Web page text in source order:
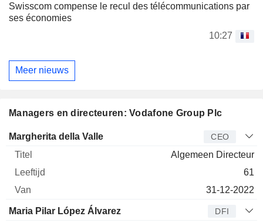
Swisscom compense le recul des télécommunications par
ses économies
10:27
Meer nieuws
Managers en directeuren: Vodafone Group Plc
Bedrijfsleider Titel Leeftijd
Margherita della Valle CEO
Algemeen Directeur
61
31-12-2022
Maria Pilar López Álvarez DFI